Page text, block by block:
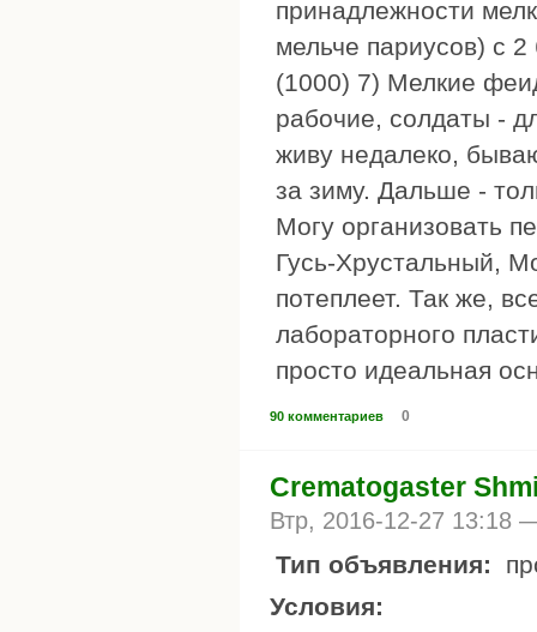
принадлежности
мельче париусов) с
(1000) 7) Мелкие
рабочие, солдаты -
живу недалеко,
за зиму. Дальше -
Могу организовать
Гусь-Хрустальный,
потеплеет. Так же,
лабораторного
просто идеальная
90 комментариев 0
Crematogaster
Втр, 2016-12-27 13:18
Тип объявления:
Условия: